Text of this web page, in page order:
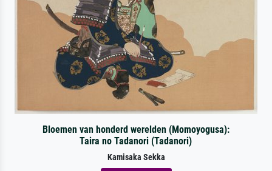
Bloemen van honderd werelden (Momoyogusa):
Taira no Tadanori (Tadanori)
Kamisaka Sekka